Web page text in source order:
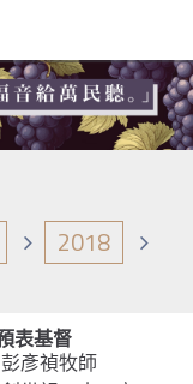
2018
表基督
彥禎牧師